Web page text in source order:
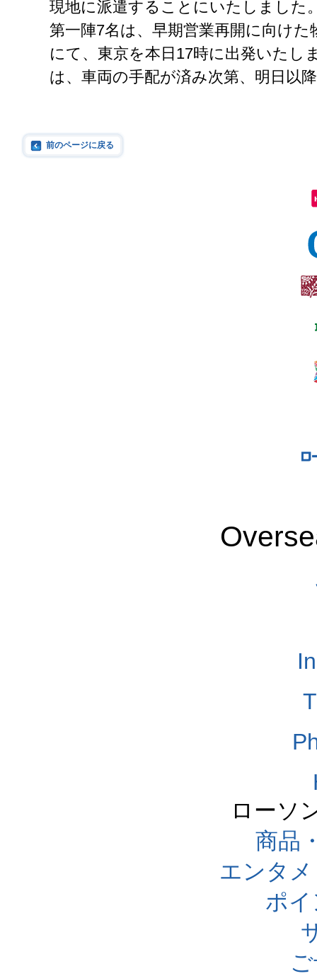
現地に派遣することにいたしました
第一陣7名は、早期営業再開に向け
にて、東京を本日17時に出発いたし
は、車両の手配が済み次第、明日以
前のページに戻る
ローソ
商品
エンタ
ポ